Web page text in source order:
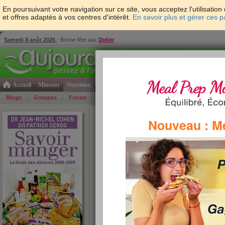
En poursuivant votre navigation sur ce site, vous acceptez
et offres adaptés à vos centres d'intérêt. En savoir plus et gérer ces
Samedi 8 août 2026 - Bonne fête aux Didier
Accueil Minceur Nutrition Psycho & tests Forme & santé
Blogs Groupes Forum Bons Plans
Nouveau :